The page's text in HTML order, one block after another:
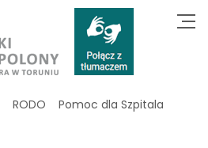
RODO
Pomoc dla Szpitala